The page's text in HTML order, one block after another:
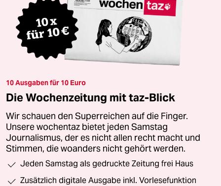
10 Ausgaben für 10 Euro
Die Wochenzeitung mit taz-Blick
Wir schauen den Superreichen auf die Finger.
Unsere wochentaz bietet jeden Samstag
Journalismus, der es nicht allen recht macht und
Stimmen, die woanders nicht gehört werden.
Jeden Samstag als gedruckte Zeitung frei Haus
Zusätzlich digitale Ausgabe inkl. Vorlesefunktion